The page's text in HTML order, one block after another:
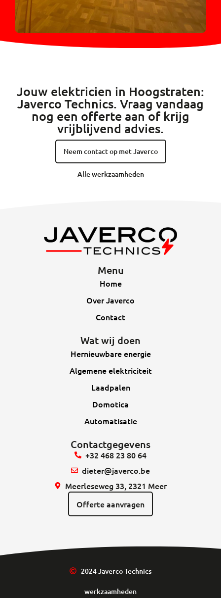
Jouw elektricien in Hoogstraten:
Javerco Technics. Vraag vandaag
nog een offerte aan of krijg
vrijblijvend advies.
Neem contact op met Javerco
Alle werkzaamheden
Menu
Home
Over Javerco
Contact
Wat wij doen
Hernieuwbare energie
Algemene elektriciteit
Laadpalen
Domotica
Automatisatie
Contactgegevens
+32 468 23 80 64
dieter@javerco.be
Meerleseweg 33, 2321 Meer
Offerte aanvragen
2024 Javerco Technics
werkzaamheden